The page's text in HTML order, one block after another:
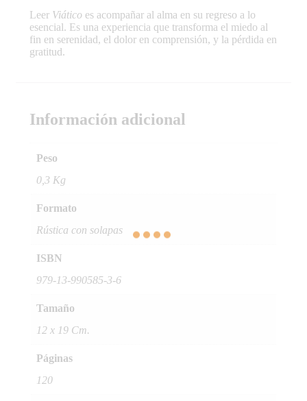
Leer Viático es acompañar al alma en su regreso a lo
esencial. Es una experiencia que transforma el miedo al
fin en serenidad, el dolor en comprensión, y la pérdida en
gratitud.
Información adicional
Peso
0,3 Kg
Formato
Rústica con solapas
ISBN
979-13-990585-3-6
Tamaño
12 x 19 Cm.
Páginas
120